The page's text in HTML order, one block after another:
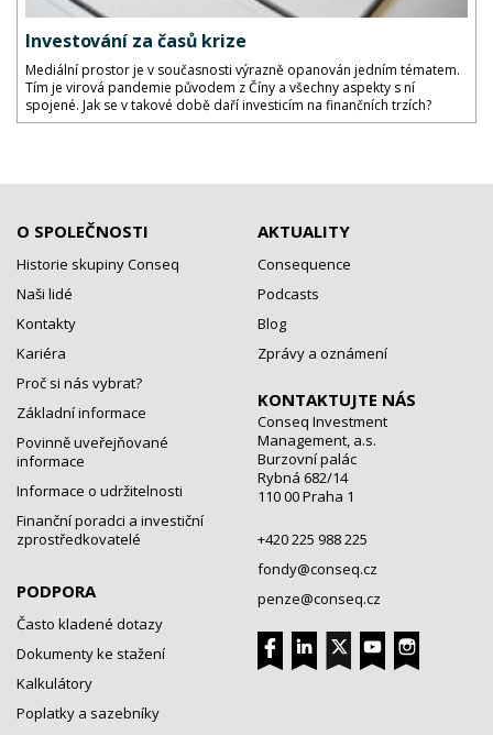
Investování za časů krize
Mediální prostor je v současnosti výrazně opanován jedním tématem.
Tím je virová pandemie původem z Číny a všechny aspekty s ní
spojené. Jak se v takové době daří investicím na finančních trzích?
O SPOLEČNOSTI
Historie skupiny Conseq
Naši lidé
Kontakty
Kariéra
Proč si nás vybrat?
Základní informace
Povinně uveřejňované
informace
Informace o udržitelnosti
Finanční poradci a investiční
zprostředkovatelé
PODPORA
Často kladené dotazy
Dokumenty ke stažení
Kalkulátory
Poplatky a sazebníky
AKTUALITY
Consequence
Podcasts
Blog
Zprávy a oznámení
KONTAKTUJTE NÁS
Conseq Investment
Management, a.s.
Burzovní palác
Rybná 682/14
110 00 Praha 1
+420 225 988 225
fondy@conseq.cz
penze@conseq.cz